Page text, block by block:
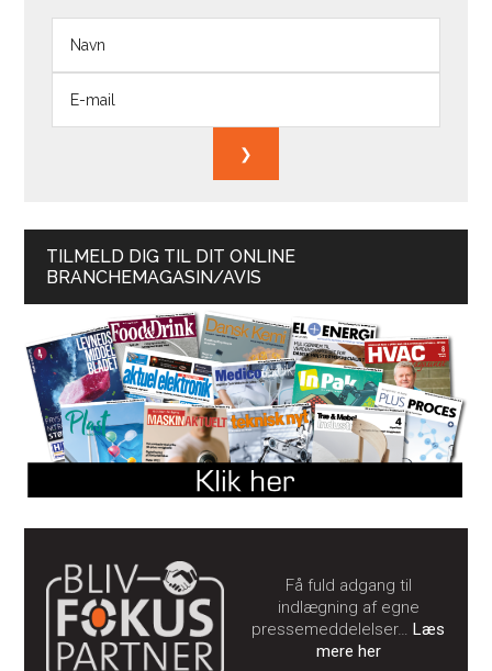
TILMELD DIG TIL DIT ONLINE
BRANCHEMAGASIN/AVIS
Få fuld adgang til
indlægning af egne
pressemeddelelser…Læs
mere her